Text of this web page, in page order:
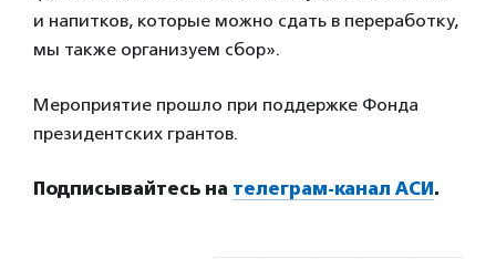
и напитков, которые можно сдать в переработку,
мы также организуем сбор».
Мероприятие прошло при поддержке Фонда
президентских грантов.
Подписывайтесь на телеграм-канал АСИ.